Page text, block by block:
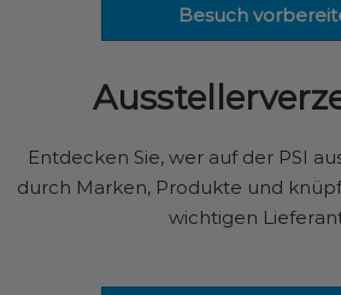
Besuch
Entdecken Sie, wer auf der PSI
durch Marken, Produkte und
wichtigen